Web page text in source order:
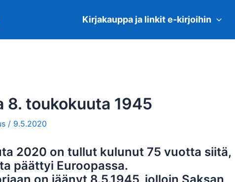
Kirjakauppa ja linkit e-kirjoihin
8. toukokuuta 1945
/ 9.5.2020
2020 on tullut kulunut 75 vuotta siitä,
päättyi Euroopassa.